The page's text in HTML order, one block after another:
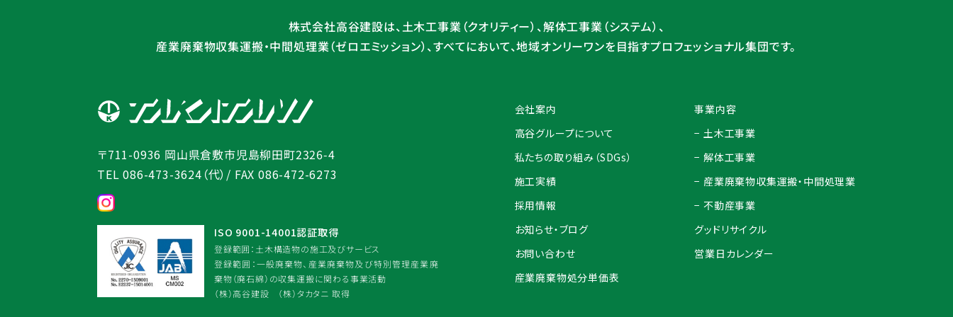
株式会社高谷建設は、土木工事業（クオリティー）、解体工事業（システム）、
産業廃棄物収集運搬・中間処理業（ゼロエミッション）、すべてにおいて、地域オンリーワンを目指すプロフェッショナル集団です。
〒711-0936 岡山県倉敷市児島柳田町2326-4
TEL 086-473-3624（代） / FAX 086-472-6273
ISO 9001-14001認証取得
登録範囲：土木構造物の施工及びサービス
登録範囲：一般廃棄物、産業廃棄物及び特別管理産業廃
棄物（廃石綿）の収集運搬に関わる事業活動
（株）高谷建設 （株）タカタニ 取得
会社案内
高谷グループについて
私たちの取り組み（SDGs）
施工実績
採用情報
お知らせ・ブログ
お問い合わせ
産業廃棄物処分単価表
事業内容
− 土木工事業
− 解体工事業
− 産業廃棄物収集運搬・中間処理業
− 不動産事業
グッドリサイクル
営業日カレンダー